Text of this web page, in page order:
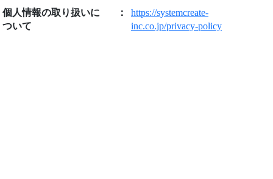
個人情報の取り扱いに
ついて
：
https://systemcreate-
inc.co.jp/privacy-policy